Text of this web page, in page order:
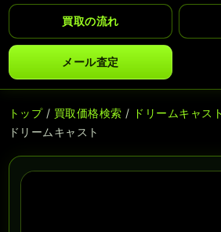
買取の流れ
メール査定
トップ/ 買取価格検索 / ドリームキャス
ドリームキャスト